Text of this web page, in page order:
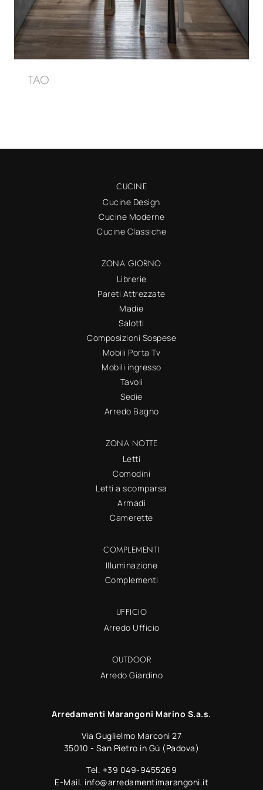
TAO
CUCINE
Cucine Design
Cucine Moderne
Cucine Classiche
ZONA GIORNO
Librerie
Pareti Attrezzate
Madie
Salotti
Composizioni Sospese
Mobili Porta Tv
Mobili ingresso
Tavoli
Sedie
Arredo Bagno
ZONA NOTTE
Letti
Comodini
Letti a scomparsa
Armadi
Camerette
COMPLEMENTI
Illuminazione
Complementi
UFFICIO
Arredo Ufficio
OUTDOOR
Arredo Giardino
Arredamenti Marangoni Marino S.a.s.
Via Guglielmo Marconi 27
35010 - San Pietro in Gù (Padova)
Tel. +39 049-9455269
E-Mail. info@arredamentimarangoni.it